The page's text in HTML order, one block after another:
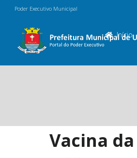
Poder Executivo Municipal
Início
Vacina